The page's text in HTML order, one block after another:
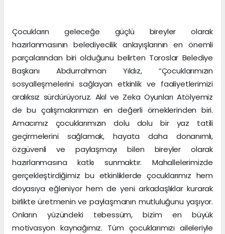
Çocukların geleceğe güçlü bireyler olarak
hazırlanmasının belediyecilik anlayışlarının en önemli
parçalarından biri olduğunu belirten Toroslar Belediye
Başkanı Abdurrahman Yıldız, “Çocuklarımızın
sosyalleşmelerini sağlayan etkinlik ve faaliyetlerimizi
aralıksız sürdürüyoruz. Akıl ve Zeka Oyunları Atölyemiz
de bu çalışmalarımızın en değerli örneklerinden biri.
Amacımız çocuklarımızın dolu dolu bir yaz tatili
geçirmelerini sağlamak, hayata daha donanımlı,
özgüvenli ve paylaşmayı bilen bireyler olarak
hazırlanmasına katkı sunmaktır. Mahallelerimizde
gerçekleştirdiğimiz bu etkinliklerde çocuklarımız hem
doyasıya eğleniyor hem de yeni arkadaşlıklar kurarak
birlikte üretmenin ve paylaşmanın mutluluğunu yaşıyor.
Onların yüzündeki tebessüm, bizim en büyük
motivasyon kaynağımız. Tüm çocuklarımızı aileleriyle